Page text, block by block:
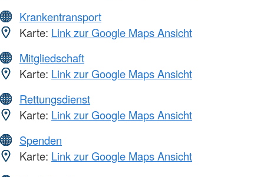
Krankentransport
Karte: Link zur Google Maps Ansicht
Mitgliedschaft
Karte: Link zur Google Maps Ansicht
Rettungsdienst
Karte: Link zur Google Maps Ansicht
Spenden
Karte: Link zur Google Maps Ansicht